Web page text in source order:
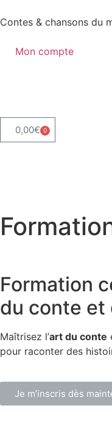
Contes & chansons du
Mon compte
0,00€ 0
Formation
du conte et
Maîtrisez l’art du conte
pour raconter des
Je m’inscris dès